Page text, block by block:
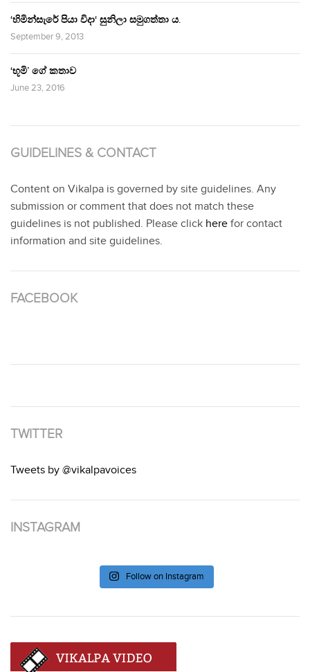
‘හිමින්සැරේ පියා විදා‘ සුනිලා සමුගත්තා ය.
September 9, 2013
‘භූමි’ ගේ කතාව
June 23, 2016
GUIDELINES & CONTACT
Content on Vikalpa is governed by site guidelines. Any
submission or comment that does not match these
guidelines is not published. Please click here for contact
information and site guidelines.
FACEBOOK
TWITTER
Tweets by @vikalpavoices
INSTAGRAM
Follow on Instagram